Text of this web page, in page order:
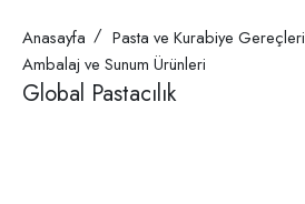
Anasayfa
Pasta ve Kurabiye Gereçleri
Ambalaj ve Sunum Ürünleri
Global Pastacılık